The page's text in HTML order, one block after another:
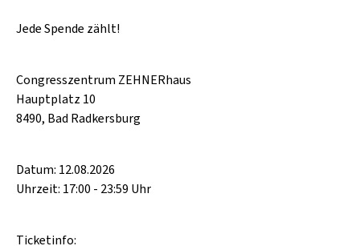
Jede Spende zählt!
Congresszentrum ZEHNERhaus
Hauptplatz 10
8490, Bad Radkersburg
Datum: 12.08.2026
Uhrzeit: 17:00 - 23:59 Uhr
Ticketinfo: